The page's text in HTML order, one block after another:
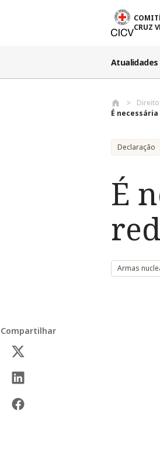
Passar para o conteúdo principal
CRUZ
Atualidades
É
Declaração
É
Armas
Compartilhar